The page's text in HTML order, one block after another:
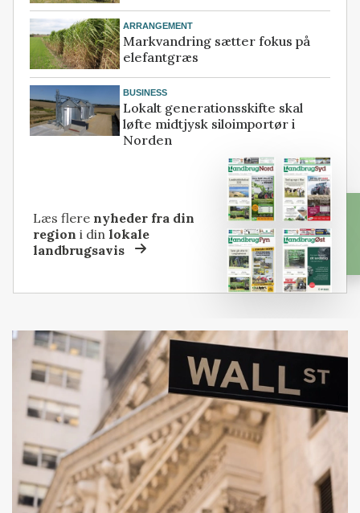
ARRANGEMENT
Markvandring sætter fokus på
elefantgræs
BUSINESS
Lokalt generationsskifte skal
løfte midtjysk siloimportør i
Norden
Læs flere nyheder fra din
region i dinlokale
landbrugsavis